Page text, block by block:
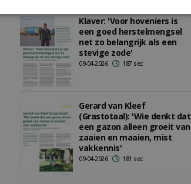
Klaver: 'Voor hoveniers is
een goed herstelmengsel
net zo belangrijk als een
stevige zode'
09-04-2026 187 sec
Gerard van Kleef
(Grastotaal): 'Wie denkt dat
een gazon alleen groeit van
zaaien en maaien, mist
vakkennis'
09-04-2026 181 sec